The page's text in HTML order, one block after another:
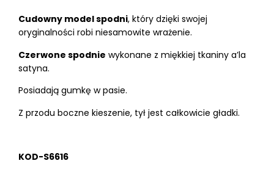
Cudowny model spodni, który dzięki swojej
oryginalności robi niesamowite wrażenie.
Czerwone spodnie wykonane z miękkiej tkaniny a’la
satyna.
Posiadają gumkę w pasie.
Z przodu boczne kieszenie, tył jest całkowicie gładki.
KOD-S6616